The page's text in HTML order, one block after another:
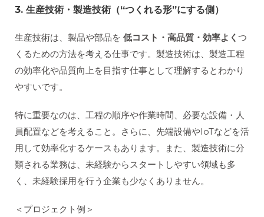
3. 生産技術・製造技術（“つくれる形”にする側）
生産技術は、製品や部品を 低コスト・高品質・効率よく つ
くるための方法を考える仕事です。製造技術は、製造工程
の効率化や品質向上を目指す仕事として理解するとわかり
やすいです。
特に重要なのは、工程の順序や作業時間、必要な設備・人
員配置などを考えること。さらに、先端設備やIoTなどを活
用して効率化するケースもあります。また、製造技術に分
類される業務は、未経験からスタートしやすい領域も多
く、未経験採用を行う企業も少なくありません。
＜プロジェクト例＞